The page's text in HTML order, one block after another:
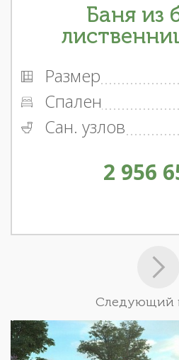
Баня из
Размер
Спален
Сан. узлов
2 956
Следующий